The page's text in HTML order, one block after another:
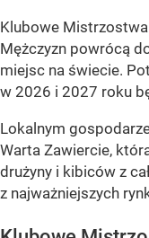
Klubowe Mistrzostwa
Mężczyzn powrócą
miejsc na świecie.
w 2026 i 2027 roku
Lokalnym
Warta Zawiercie,
drużyny i kibiców z
z najważniejszych